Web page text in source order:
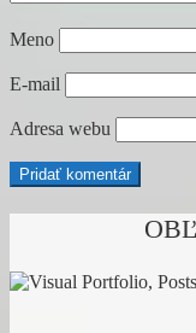
Meno
E-mail
Adresa webu